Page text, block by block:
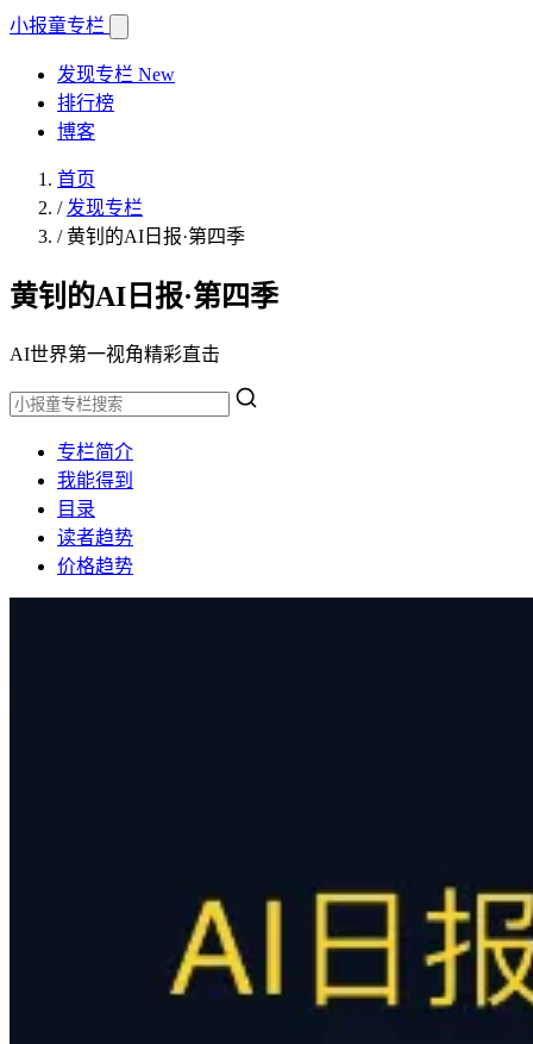
小报童专栏
发现专栏 New
排行榜
博客
首页
/ 发现专栏
/黄钊的AI日报·第四季
黄钊的AI日报·第四季
AI世界第一视角精彩直击
专栏简介
我能得到
目录
读者趋势
价格趋势